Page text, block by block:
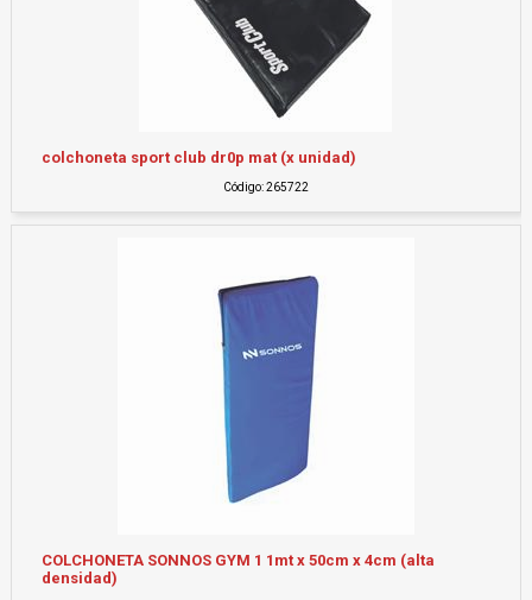
colchoneta sport club dr0p mat (x unidad)
Código: 265722
COLCHONETA SONNOS GYM 1 1mt x 50cm x 4cm (alta
densidad)